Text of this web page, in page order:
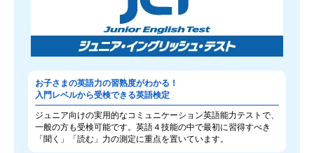
お子さまの英語力の習熟度がわかる！
入門レベルから受検できる英語検定
ジュニア向けの実用的なコミュニケーション英語能力テストで、
一般の方も受検可能です。英語４技能の中で最初に習得すべき
「聞く」「読む」力の測定に重点を置いています。